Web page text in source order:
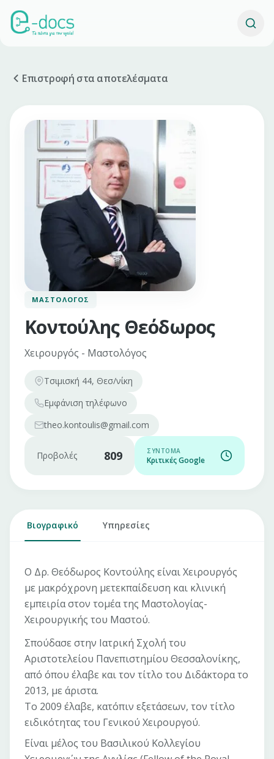
Επιστροφή στα αποτελέσματα
ΜΑΣΤΟΛΌΓΟΣ
Κοντούλης Θεόδωρος
Χειρουργός - Μαστολόγος
Τσιμισκή 44, Θεσ/νίκη
Εμφάνιση τηλέφωνο
theo.kontoulis@gmail.com
Προβολές 809 ΣΎΝΤΟΜΑ
Κριτικές Google
Βιογραφικό Υπηρεσίες
Ο Δρ. Θεόδωρος Κοντούλης είναι Χειρουργός
με μακρόχρονη μετεκπαίδευση και κλινική
εμπειρία στον τομέα της Μαστολογίας-
Χειρουργικής του Μαστού.
Σπούδασε στην Ιατρική Σχολή του
Αριστοτελείου Πανεπιστημίου Θεσσαλονίκης,
από όπου έλαβε και τον τίτλο του Διδάκτορα το
2013, με άριστα.
Το 2009 έλαβε, κατόπιν εξετάσεων, τον τίτλο
ειδικότητας του Γενικού Χειρουργού.
Είναι μέλος του Βασιλικού Κολλεγίου